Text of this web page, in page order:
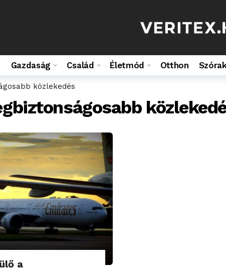
Gazdaság Család Életmód Otthon
közlekedés
a